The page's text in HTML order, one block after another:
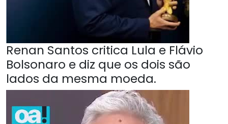
Renan Santos critica Lula e Flávio
Bolsonaro e diz que os dois são
lados da mesma moeda.